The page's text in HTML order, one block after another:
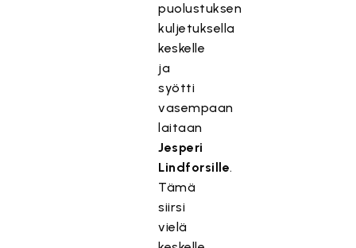
puolustuksen
kuljetuksella
keskelle
ja
syötti
vasempaan
laitaan
Jesperi
Lindforsille.
Tämä
siirsi
vielä